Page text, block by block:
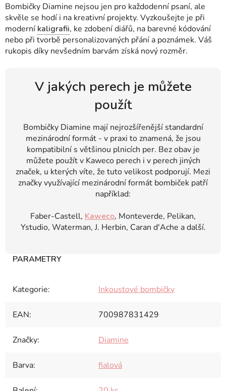
Bombičky Diamine nejsou jen pro každodenní psaní, ale
skvěle se hodí i na kreativní projekty. Vyzkoušejte je při
moderní kaligrafii, ke zdobení diářů, na barevné kódování
nebo při tvorbě personalizovaných přání a poznámek. Váš
rukopis díky nevšedním barvám získá nový rozměr.
V jakých perech je můžete
použít
Bombičky Diamine mají nejrozšířenější standardní
mezinárodní formát - v praxi to znamená, že jsou
kompatibilní s většinou plnicích per. Bez obav je
můžete použít v Kaweco perech i v perech jiných
značek, u kterých víte, že tuto velikost podporují. Mezi
značky využívající mezinárodní formát bombiček patří
například:
Faber-Castell, Kaweco, Monteverde, Pelikan,
Ystudio, Waterman, J. Herbin, Caran d'Ache a další.
Kategorie: Inkoustové bombičky
EAN: 700987831429
Značky: Diamine
Barva: fialová